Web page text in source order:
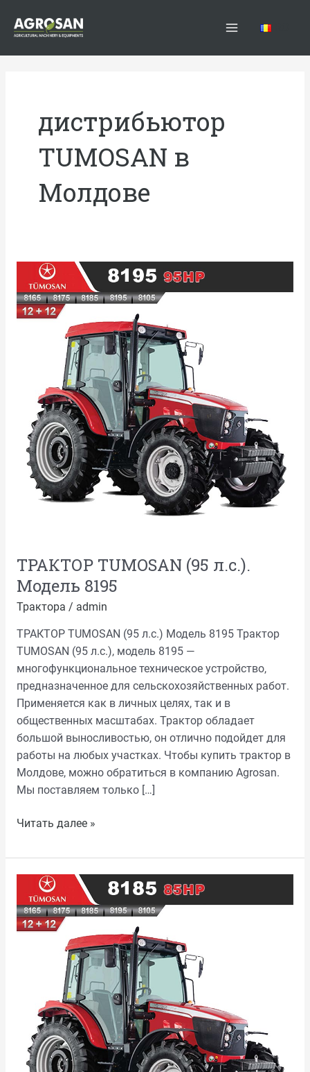
дистрибьютор
TUMOSAN в
Молдове
ТРАКТОР TUMOSAN (95 л.с.).
Модель 8195
Трактора / admin
ТРАКТОР TUMOSAN (95 л.с.) Модель 8195 Трактор
TUMOSAN (95 л.с.), модель 8195 —
многофункциональное техническое устройство,
предназначенное для сельскохозяйственных работ.
Применяется как в личных целях, так и в
общественных масштабах. Трактор обладает
большой выносливостью, он отлично подойдет для
работы на любых участках. Чтобы купить трактор в
Молдове, можно обратиться в компанию Agrosan.
Мы поставляем только […]
ТРАКТОР
TUMOSAN
(95
л.с.).
Читать далее »
ТРАКТОР
TUMOSAN
(85
л.с.).